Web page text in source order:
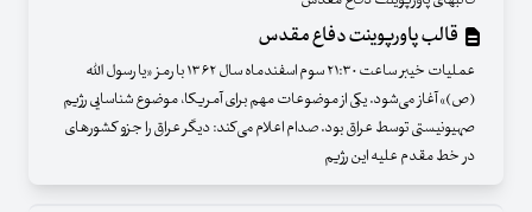
قالب پاورپوینت دفاع مقدس
عملیات خیبر ساعت ۲۱:۳۰ سوم اسفندماه سال ۱۳۶۲ با رمز «یا رسول الله
(ص)» آغاز می‌شود. یکی از موضوعات مهم برای آمریکا، موضوع شناسایی رژیم
صهیونیستی توسط عراق بود. صدام اعلام می‌کند: دیگر عراق را جزو کشورهای
در خط مقدم علیه این رژیم